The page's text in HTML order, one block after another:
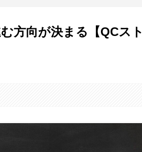
方向が決まる【QCスト